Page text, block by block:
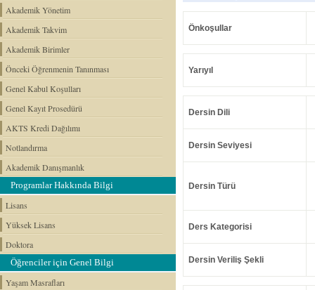
Akademik Yönetim
Akademik Takvim
Akademik Birimler
Önceki Öğrenmenin Tanınması
Genel Kabul Koşulları
Genel Kayıt Prosedürü
AKTS Kredi Dağılımı
Notlandırma
Akademik Danışmanlık
Programlar Hakkında Bilgi
Lisans
Yüksek Lisans
Doktora
Öğrenciler için Genel Bilgi
Yaşam Masrafları
Önkoşullar
Yarıyıl
Dersin Dili
Dersin Seviyesi
Dersin Türü
Ders Kategorisi
Dersin Veriliş Şekli